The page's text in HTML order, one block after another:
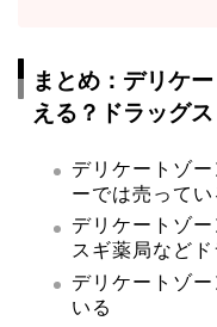
まとめ：デリケ
える？ドラッグ
デリケートゾ
ーでは売ってい
デリケートゾ
スギ薬局など
デリケートゾ
いる